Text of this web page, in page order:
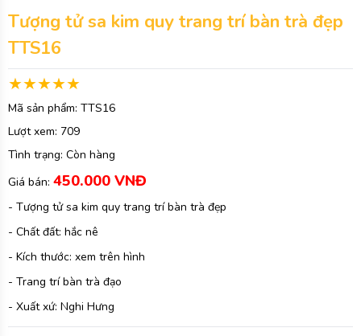
Tượng tử sa kim quy trang trí bàn trà đẹp
TTS16
Mã sản phẩm: TTS16
Lượt xem: 709
Tình trạng: Còn hàng
Giá bán: 450.000 VNĐ
- Tượng tử sa kim quy trang trí bàn trà đẹp
- Chất đất: hắc nê
- Kích thước: xem trên hình
- Trang trí bàn trà đạo
- Xuất xứ: Nghi Hưng